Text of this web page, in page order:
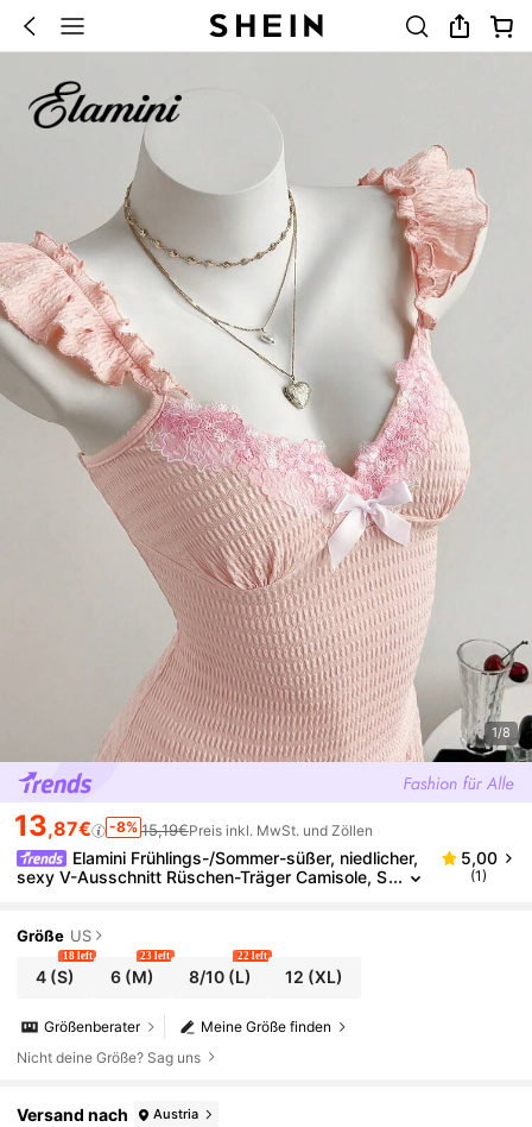
1/8
13,87€ -8% 15,19€Preis inkl. MwSt. und Zöllen
Elamini Frühlings-/Sommer-süßer, niedlicher,
sexy V-Ausschnitt Rüschen-Träger Camisole, S
5,00
(1)
Größe US
4 (S)
18 left
6 (M)
23 left
8/10(L)
22 left
12 (XL)
Meine Größe finden
Größenberater
Nicht deine Größe? Sag uns
Versand nach Austria